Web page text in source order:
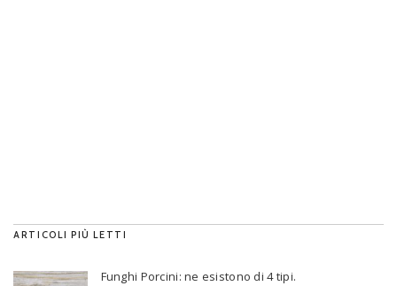
ARTICOLI PIÙ LETTI
Funghi Porcini: ne esistono di 4 tipi.